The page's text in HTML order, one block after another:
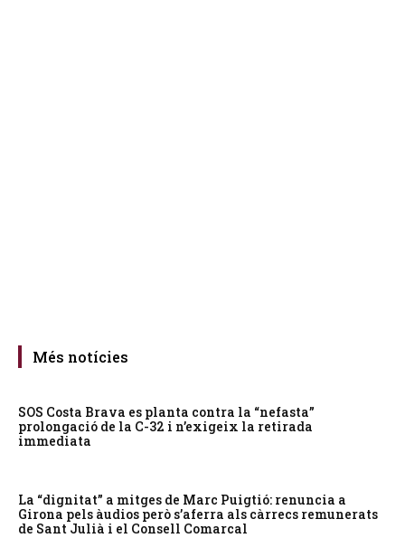
Més notícies
SOS Costa Brava es planta contra la “nefasta”
prolongació de la C-32 i n’exigeix la retirada
immediata
La “dignitat” a mitges de Marc Puigtió: renuncia a
Girona pels àudios però s’aferra als càrrecs remunerats
de Sant Julià i el Consell Comarcal